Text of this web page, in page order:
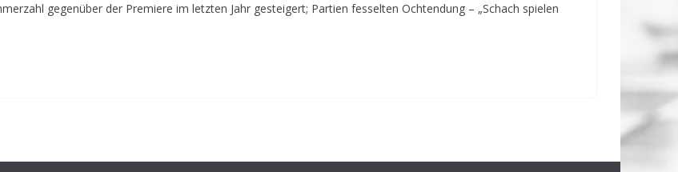
gegenüber der Premiere im letzten Jahr gesteigert; Partien fesselten Ochtendung – „Schach spielen